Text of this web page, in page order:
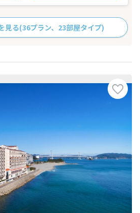
見る(36プラン、23部屋タイプ)